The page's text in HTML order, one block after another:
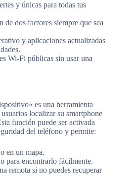
y únicas para todas tus
de dos factores siempre que sea
y aplicaciones actualizadas
Wi-Fi públicas sin usar una
es una herramienta
localizar su smartphone
función puede ser activada
del teléfono y permite:
en un mapa.
para encontrarlo fácilmente.
remota si no puedes recuperar